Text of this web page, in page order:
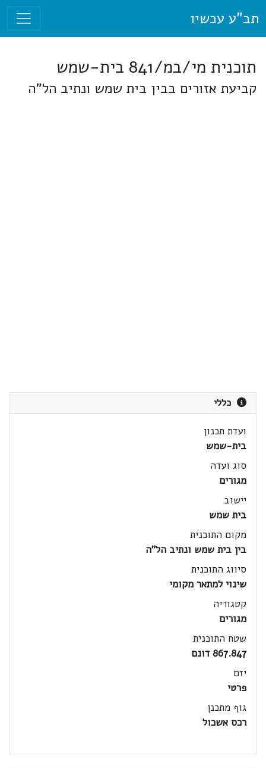
תב"ע עכשיו
תוכנית מי/במ/841 בית-שמש
קביעת אזורים בבין בית שמש ונתיב הל"ה
כללי
ועדת תכנון
בית-שמש
סוג ועדה
מגורים
יישוב
בית שמש
מקום התוכנית
בין בית שמש ונתיב הל"ה
סיווג התוכנית
שינוי למתאר מקומי
קטגוריה
מגורים
שטח התוכנית
867.847 דונם
יזם
פרטי
גוף מתכנן
רכס אשכול